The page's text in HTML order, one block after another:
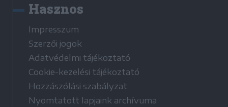
Hasznos
Impresszum
Szerzői jogok
Adatvédelmi tájékoztató
Cookie-kezelési tájékoztató
Hozzászólási szabályzat
Nyomtatott lapjaink archívuma